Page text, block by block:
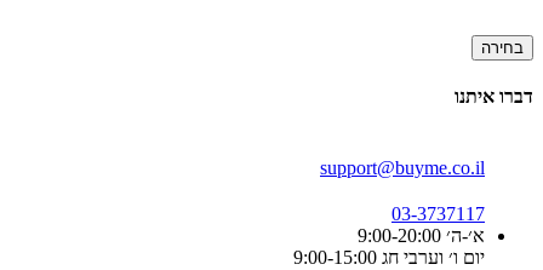
בחירה
דברו איתנו
support@buyme.co.il
03-3737117
א׳-ה׳ 9:00-20:00
יום ו׳ וערבי חג 9:00-15:00